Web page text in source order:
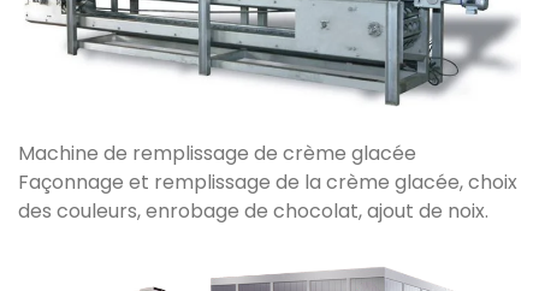
Machine de remplissage de crème glacée
Façonnage et remplissage de la crème glacée, choix
des couleurs, enrobage de chocolat, ajout de noix.